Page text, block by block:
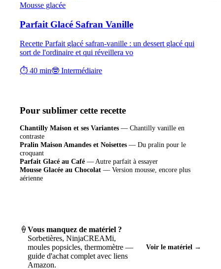
Mousse glacée
Parfait Glacé Safran Vanille
Recette Parfait glacé safran-vanille : un dessert glacé qui
sort de l'ordinaire et qui réveillera vo
⏱ 40 min🤓 Intermédiaire
Pour sublimer cette recette
Chantilly Maison et ses Variantes — Chantilly vanille en
contraste
Pralin Maison Amandes et Noisettes — Du pralin pour le
croquant
Parfait Glacé au Café —Autre parfait à essayer
Mousse Glacée au Chocolat — Version mousse, encore plus
aérienne
🍦 Vous manquez de matériel ?
Sorbetières, NinjaCREAMi,
moules popsicles, thermomètre —
guide d'achat complet avec liens
Amazon.
Voir le matériel →